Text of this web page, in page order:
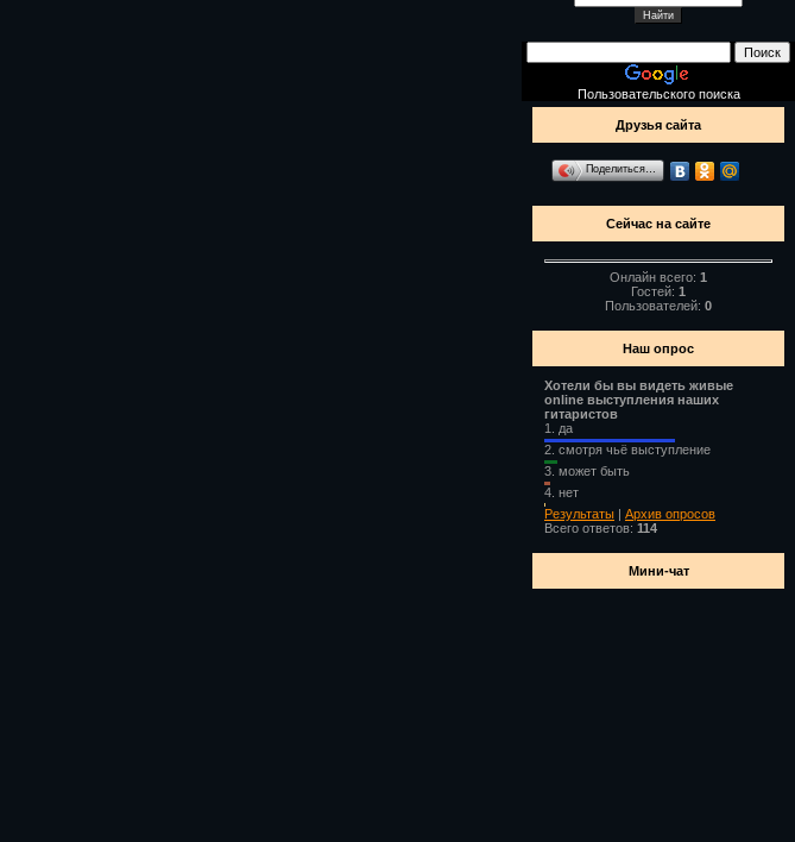
Пользовательского поиска
Друзья сайта
Поделиться…
Сейчас на сайте
Онлайн всего: 1
Гостей: 1
Пользователей: 0
Наш опрос
Хотели бы вы видеть живые
online выступления наших
гитаристов
1. да
2. смотря чьё выступление
3. может быть
4. нет
Результаты | Архив опросов
Всего ответов: 114
Мини-чат